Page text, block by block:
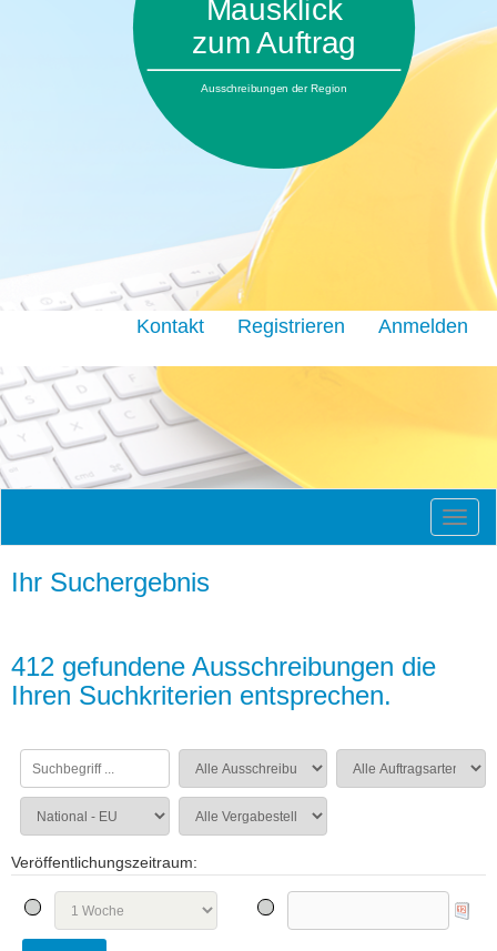
Mausklick
zum Auftrag
Ausschreibungen der Region
Kontakt Registrieren Anmelden
Ihr Suchergebnis
412 gefundene Ausschreibungen die
Ihren Suchkriterien entsprechen.
Veröffentlichungszeitraum: